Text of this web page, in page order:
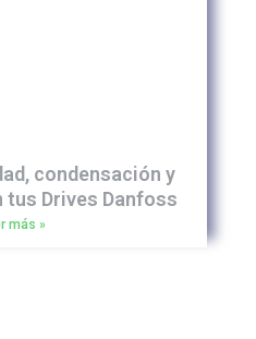
condensación y
Drives Danfoss
más »